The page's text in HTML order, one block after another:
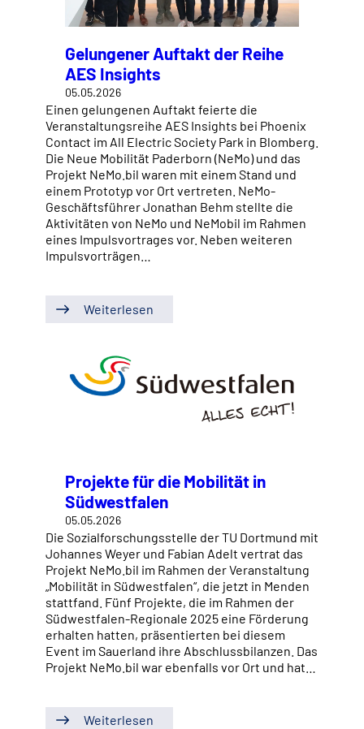
Gelungener Auftakt der Reihe
AES Insights
05.05.2026
Einen gelungenen Auftakt feierte die
Veranstaltungsreihe AES Insights bei Phoenix
Contact im All Electric Society Park in Blomberg.
Die Neue Mobilität Paderborn (NeMo) und das
Projekt NeMo.bil waren mit einem Stand und
einem Prototyp vor Ort vertreten. NeMo-
Geschäftsführer Jonathan Behm stellte die
Aktivitäten von NeMo und NeMobil im Rahmen
eines Impulsvortrages vor. Neben weiteren
Impulsvorträgen…
Weiterlesen
Projekte für die Mobilität in
Südwestfalen
05.05.2026
Die Sozialforschungsstelle der TU Dortmund mit
Johannes Weyer und Fabian Adelt vertrat das
Projekt NeMo.bil im Rahmen der Veranstaltung
„Mobilität in Südwestfalen“, die jetzt in Menden
stattfand. Fünf Projekte, die im Rahmen der
Südwestfalen-Regionale 2025 eine Förderung
erhalten hatten, präsentierten bei diesem
Event im Sauerland ihre Abschlussbilanzen. Das
Projekt NeMo.bil war ebenfalls vor Ort und hat…
Weiterlesen